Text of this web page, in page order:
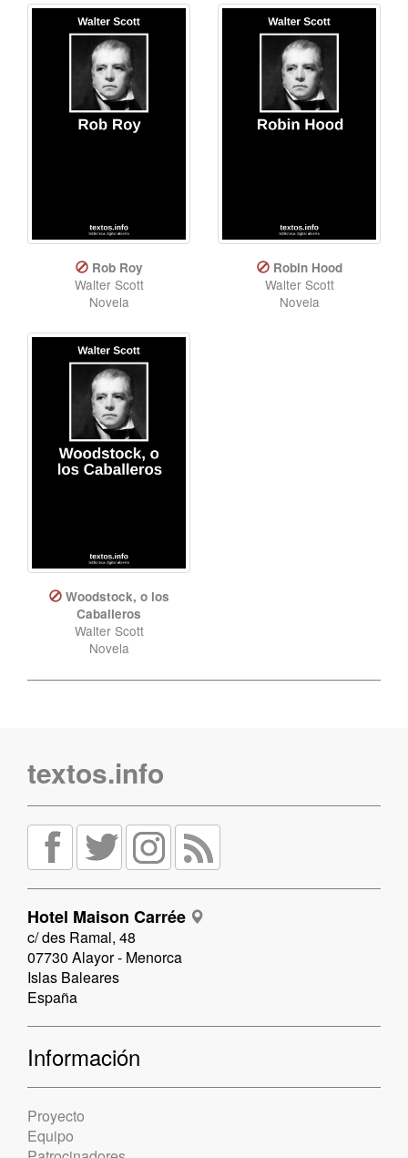
Rob Roy
Walter Scott
Novela
Robin Hood
Walter Scott
Novela
Woodstock, o los
Caballeros
Walter Scott
Novela
textos.info
Hotel Maison Carrée
c/ des Ramal, 48
07730 Alayor - Menorca
Islas Baleares
España
Información
Proyecto
Equipo